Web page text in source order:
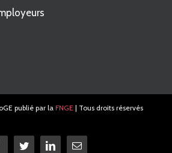
publié par la FNGE | Tous droits réservés
FacebookTwitterLinkedIn
E-